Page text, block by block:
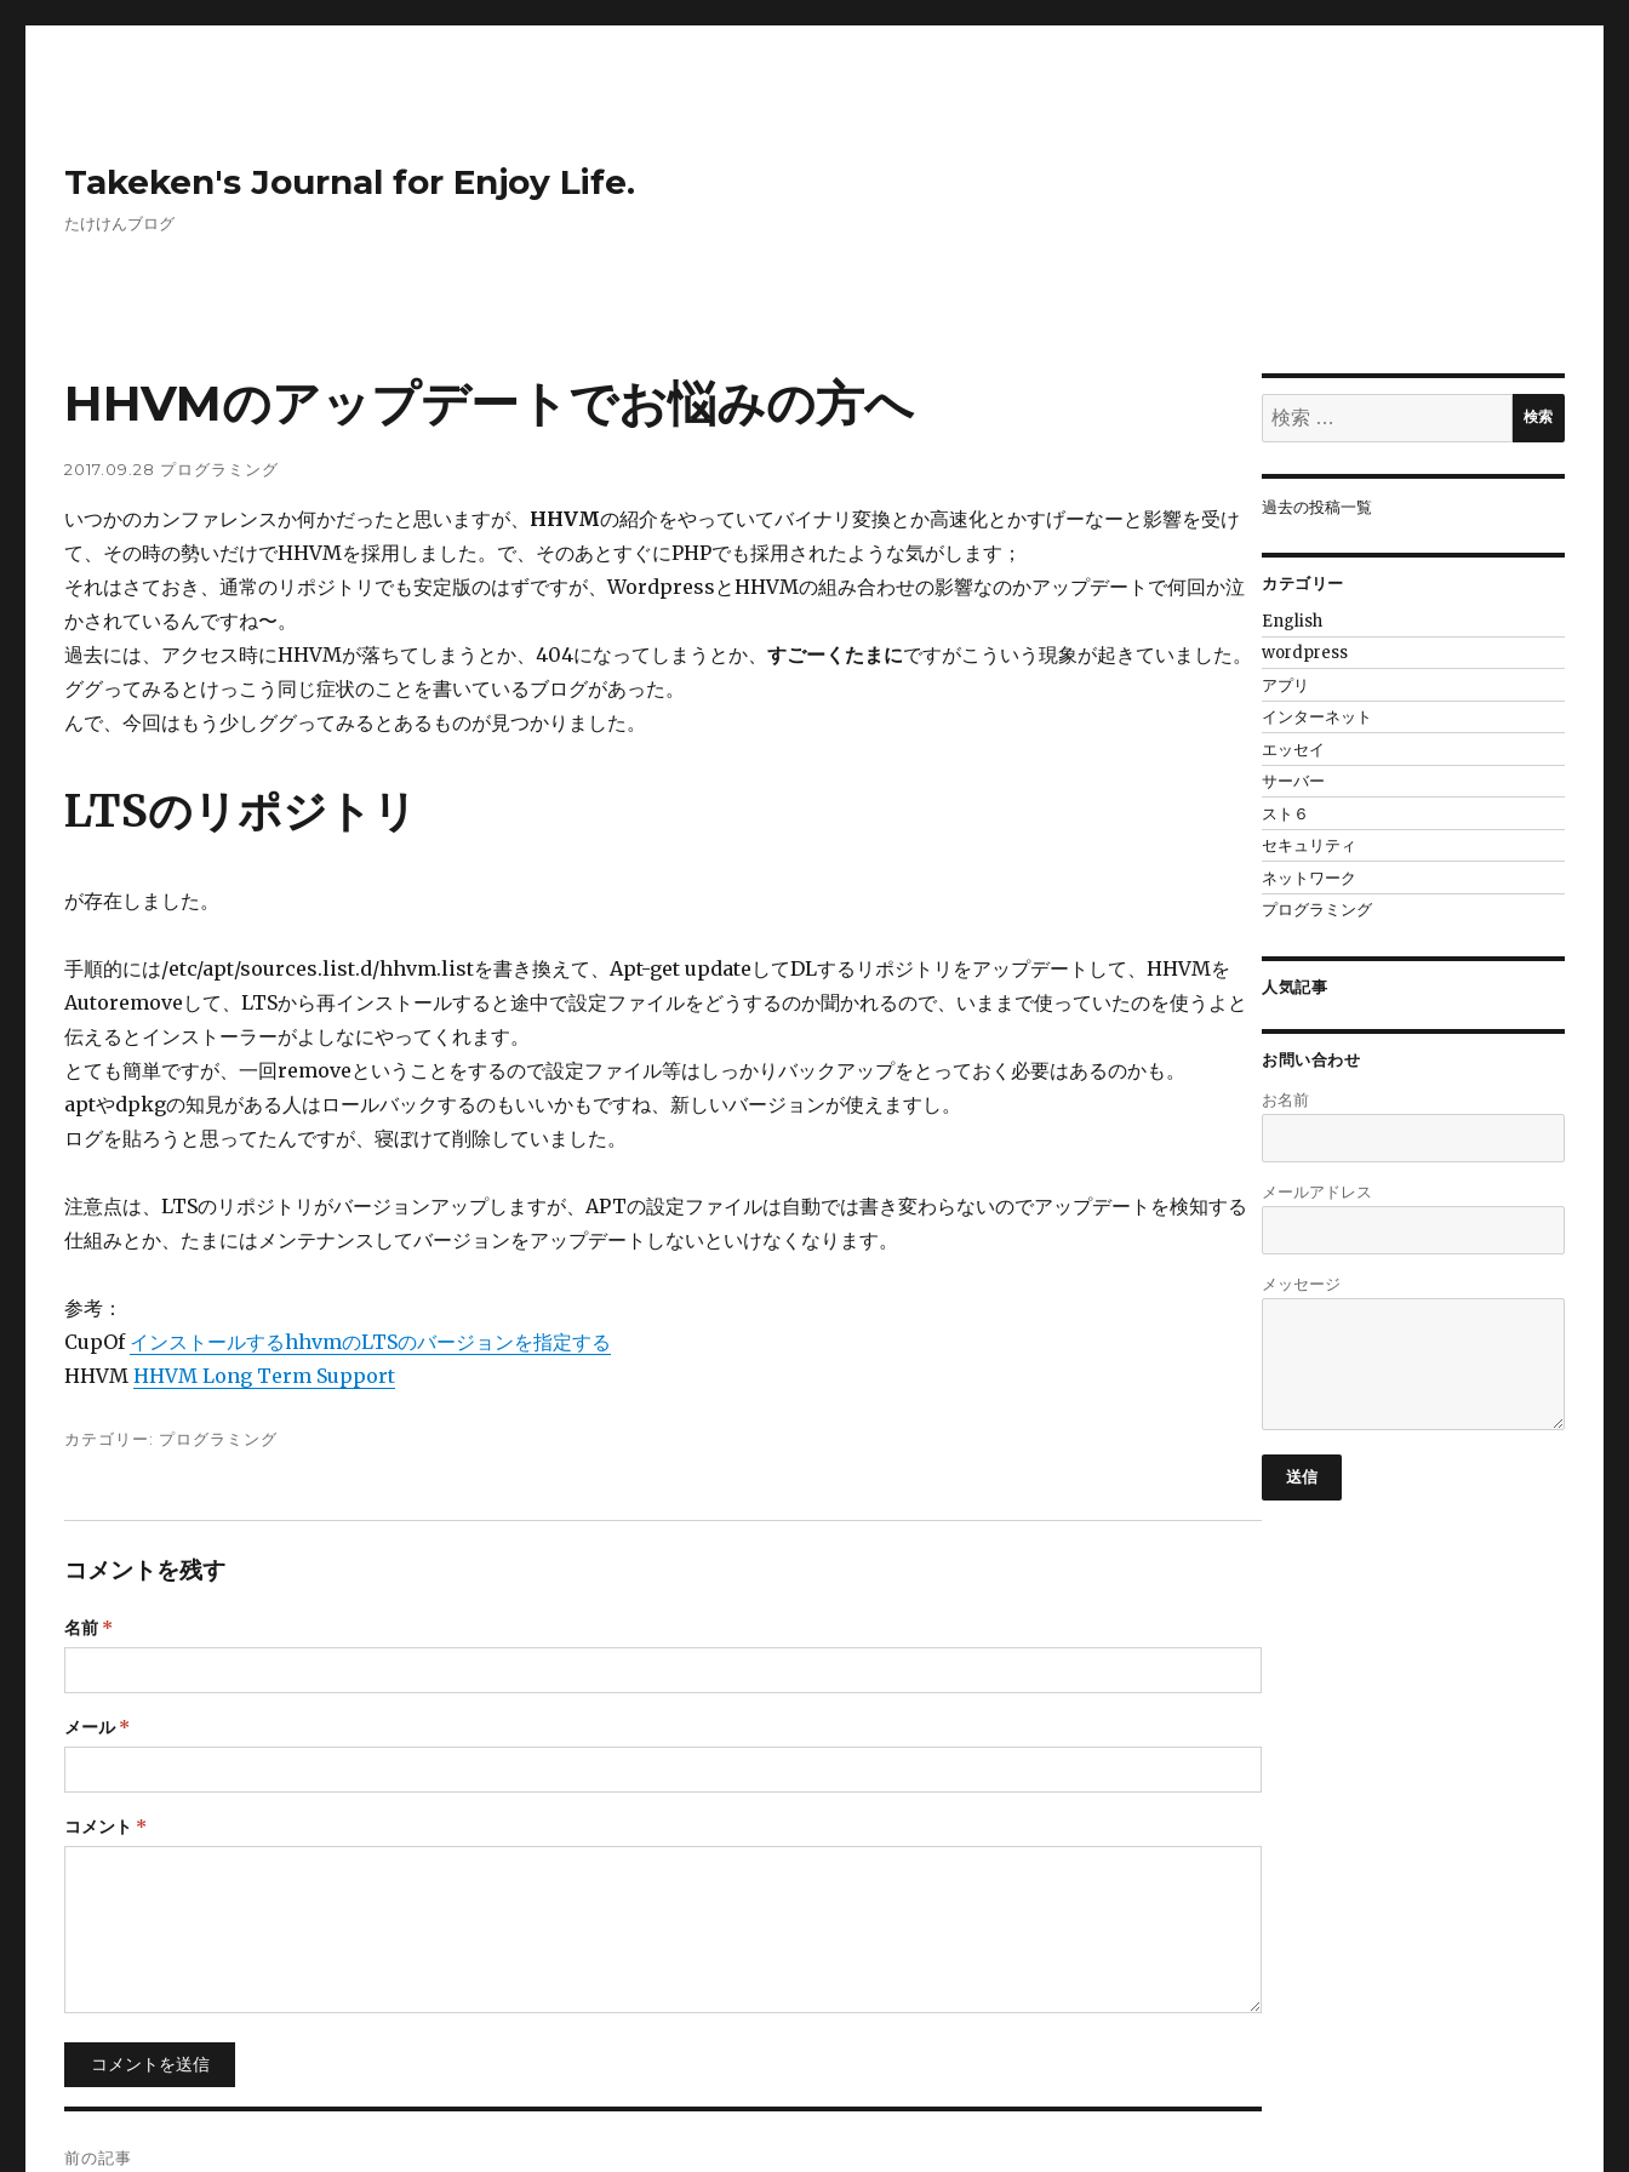
Takeken's Journal for Enjoy Life.
たけけんブログ
HHVMのアップデートでお悩みの方へ
2017.09.28 プログラミング
いつかのカンファレンスか何かだったと思いますが、 HHVMの紹介をやっていてバイナリ変換とか高速化とかすげーなーと影響を受け
て、その時の勢いだけでHHVMを採用しました。で、そのあとすぐにPHPでも採用されたような気がします；
それはさておき、通常のリポジトリでも安定版のはずですが、WordpressとHHVMの組み合わせの影響なのかアップデートで何回か泣
かされているんですね〜。
過去には、アクセス時にHHVMが落ちてしまうとか、404になってしまうとか、 すごーくたまにですがこういう現象が起きていました。
ググってみるとけっこう同じ症状のことを書いているブログがあった。
んで、今回はもう少しググってみるとあるものが見つかりました。
LTSのリポジトリ
が存在しました。
手順的には/etc/apt/sources.list.d/hhvm.listを書き換えて、Apt-get updateしてDLするリポジトリをアップデートして、HHVMを
Autoremoveして、LTSから再インストールすると途中で設定ファイルをどうするのか聞かれるので、いままで使っていたのを使うよと
伝えるとインストーラーがよしなにやってくれます。
とても簡単ですが、一回removeということをするので設定ファイル等はしっかりバックアップをとっておく必要はあるのかも。
aptやdpkgの知見がある人はロールバックするのもいいかもですね、新しいバージョンが使えますし。
ログを貼ろうと思ってたんですが、寝ぼけて削除していました。
注意点は、LTSのリポジトリがバージョンアップしますが、APTの設定ファイルは自動では書き変わらないのでアップデートを検知する
仕組みとか、たまにはメンテナンスしてバージョンをアップデートしないといけなくなります。
参考：
CupOf インストールするhhvmのLTSのバージョンを指定する
HHVM HHVM Long Term Support
カテゴリー: プログラミング
コメントを残す
名前 *
メール*
コメント *
コメントを送信
前の記事
検
索:
検索
過去の投稿一覧
カテゴリー
English
wordpress
アプリ
インターネット
エッセイ
サーバー
スト６
セキュリティ
ネットワーク
プログラミング
人気記事
お問い合わせ
お名前
メールアドレス
メッセージ
送信